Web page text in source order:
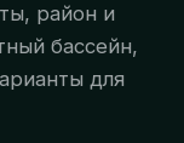
район и
бассейн,
для